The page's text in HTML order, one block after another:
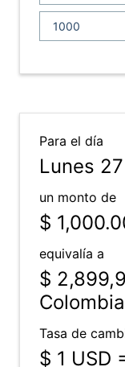
Para el día
Lunes
un monto de
$
equivalía a
$
Tasa de
$ 1 USD